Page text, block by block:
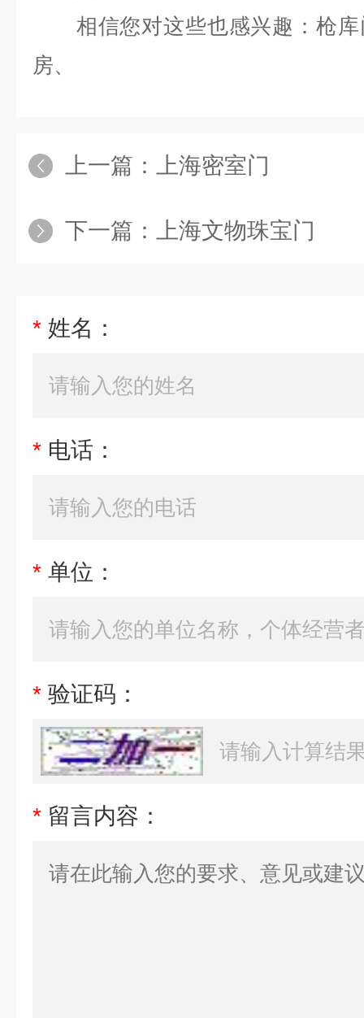
相信您对这些也感兴趣：枪
房、
上一篇： 上海密室门
下一篇： 上海文物珠宝门
* 姓名：
* 电话：
* 单位：
* 验证码：
* 留言内容：